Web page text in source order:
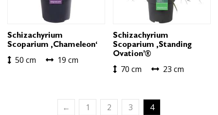
Schizachyrium
Scoparium ‚Chameleon‘
50 cm 19 cm
Schizachyrium
Scoparium ‚Standing
Ovation’®
70 cm 23 cm
← 1 2 3 4